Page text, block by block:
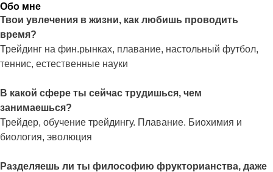
Обо мне
Твои увлечения в жизни, как любишь проводить
время?
Трейдинг на фин.рынках, плавание, настольный футбол,
теннис, естественные науки
В какой сфере ты сейчас трудишься, чем
занимаешься?
Трейдер, обучение трейдингу. Плавание. Биохимия и
биология, эволюция
Разделяешь ли ты философию фрукторианства, даже